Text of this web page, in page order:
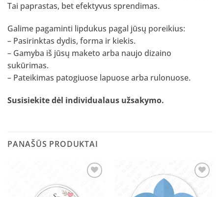
Tai paprastas, bet efektyvus sprendimas.
Galime pagaminti lipdukus pagal jūsų poreikius:
– Pasirinktas dydis, forma ir kiekis.
– Gamyba iš jūsų maketo arba naujo dizaino
sukūrimas.
– Pateikimas patogiuose lapuose arba rulonuose.
Susisiekite dėl individualaus užsakymo.
PANAŠŪS PRODUKTAI
Pridėti
į norų